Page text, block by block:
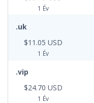
1 Év
.uk
$11.05 USD
1 Év
.vip
$24.70 USD
1 Év